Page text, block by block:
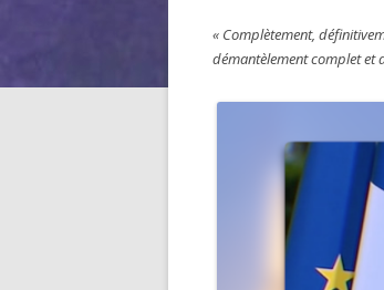
« Complètement,
démantèlement complet et